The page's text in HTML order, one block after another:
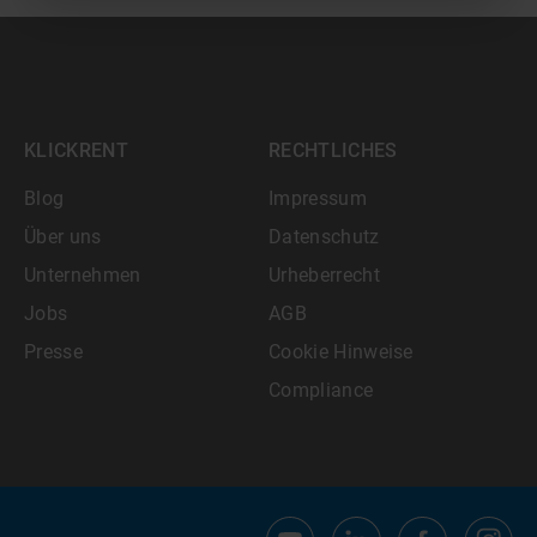
KLICKRENT
Blog
Über uns
Unternehmen
Jobs
Presse
RECHTLICHES
Impressum
Datenschutz
Urheberrecht
AGB
Cookie Hinweise
Compliance